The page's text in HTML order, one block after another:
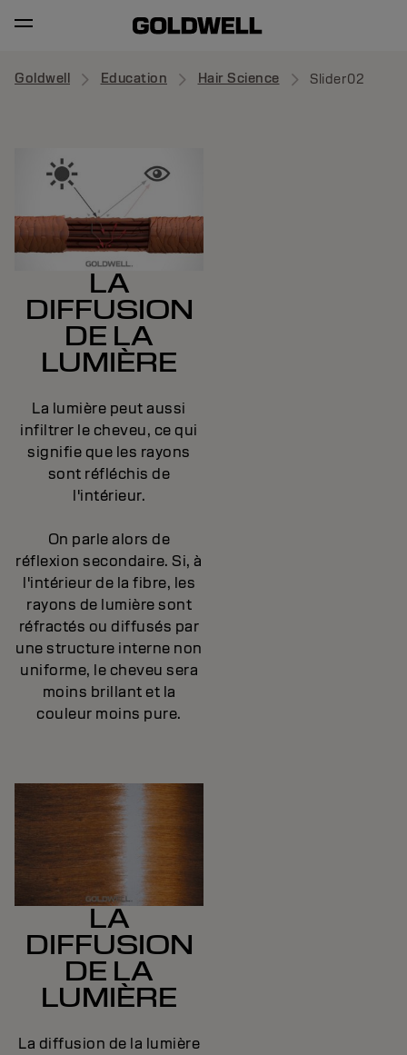
Goldwell Education Hair Science Slider02
LA
DIFFUSION
DE LA
LUMIÈRE
La lumière peut aussi
infiltrer le cheveu, ce qui
signifie que les rayons
sont réfléchis de
l'intérieur.
On parle alors de
réflexion secondaire. Si, à
l'intérieur de la fibre, les
rayons de lumière sont
réfractés ou diffusés par
une structure interne non
uniforme, le cheveu sera
moins brillant et la
couleur moins pure.
LA
DIFFUSION
DE LA
LUMIÈRE
La diffusion de la lumière